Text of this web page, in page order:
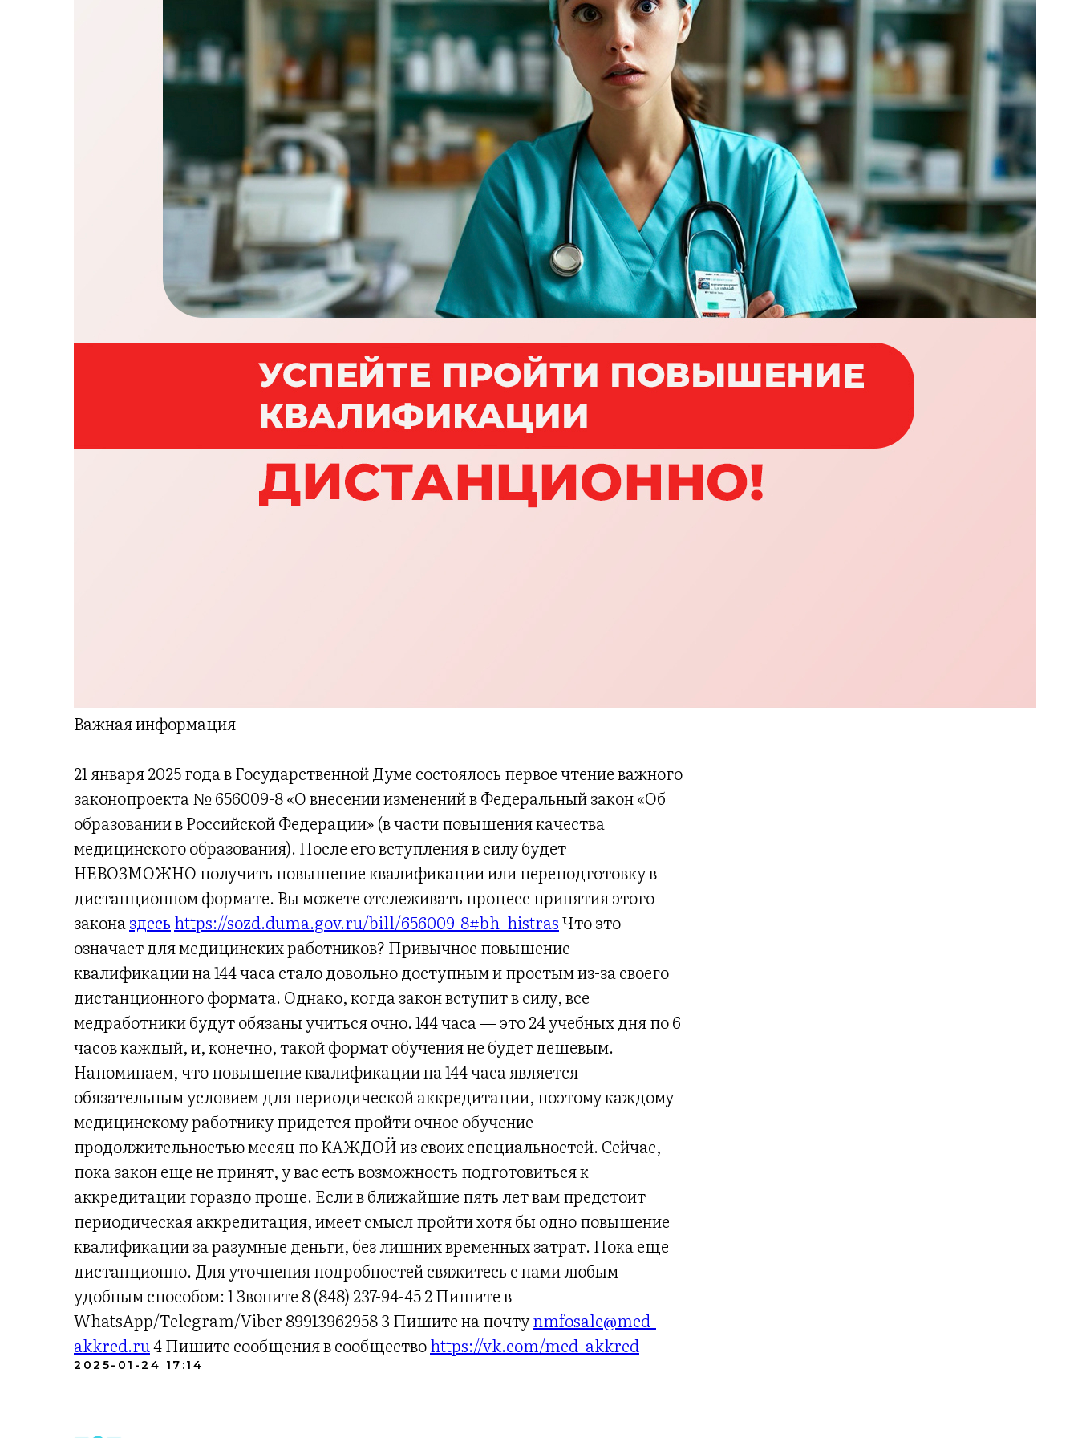
Важная информация
21 января 2025 года в Государственной Думе состоялось первое чтение важного
законопроекта № 656009-8 «О внесении изменений в Федеральный закон «Об
образовании в Российской Федерации» (в части повышения качества
медицинского образования). После его вступления в силу будет
НЕВОЗМОЖНО получить повышение квалификации или переподготовку в
дистанционном формате. Вы можете отслеживать процесс принятия этого
законаздесь https://sozd.duma.gov.ru/bill/656009-8#bh_histrasЧто это
означает для медицинских работников? Привычное повышение
квалификации на 144 часа стало довольно доступным и простым из-за своего
дистанционного формата. Однако, когда закон вступит в силу, все
медработники будут обязаны учиться очно. 144 часа — это 24 учебных дня по 6
часов каждый, и, конечно, такой формат обучения не будет дешевым.
Напоминаем, что повышение квалификации на 144 часа является
обязательным условием для периодической аккредитации, поэтому каждому
медицинскому работнику придется пройти очное обучение
продолжительностью месяц по КАЖДОЙ из своих специальностей. Сейчас,
пока закон еще не принят, у вас есть возможность подготовиться к
аккредитации гораздо проще. Если в ближайшие пять лет вам предстоит
периодическая аккредитация, имеет смысл пройти хотя бы одно повышение
квалификации за разумные деньги, без лишних временных затрат. Пока еще
дистанционно. Для уточнения подробностей свяжитесь с нами любым
удобным способом: 1 Звоните 8 (848) 237-94-45 2 Пишите в
WhatsApp/Telegram/Viber 89913962958 3 Пишите на почтуnmfosale@med-
akkred.ru4 Пишите сообщения в сообществоhttps://vk.com/med_akkred
2025-01-24 17:14